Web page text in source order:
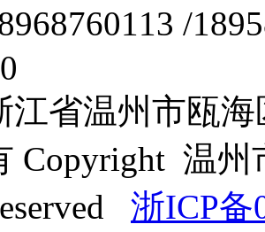
/
江省温州市瓯海
Copyright 温
浙ICP备